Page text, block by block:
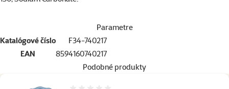
Parametre
Katalógové číslo
F34-740217
EAN
8594160740217
Podobné produkty